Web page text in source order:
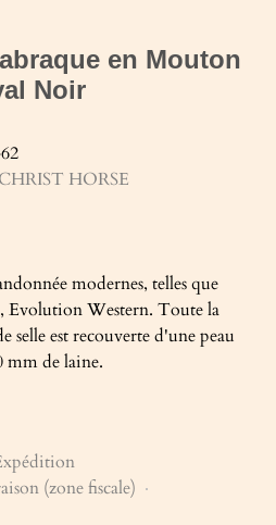
en Mouton
Noir
HORSE
modernes, telles que
Western. Toute la
selle est recouverte d'une peau
de laine.
(zone fiscale)